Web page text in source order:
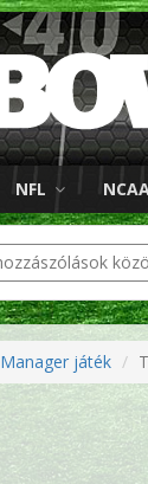
NFL
Manager játék